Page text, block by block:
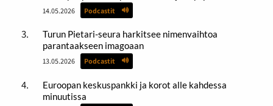
14.05.2026 Podcastit
Turun Pietari-seura harkitsee nimenvaihtoa
parantaakseen imagoaan
13.05.2026 Podcastit
Euroopan keskuspankki ja korot alle kahdessa
minuutissa